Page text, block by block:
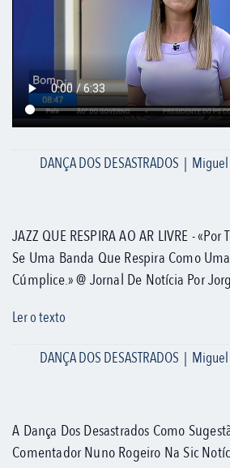
DANÇA DOS DESASTRADOS |
JAZZ QUE RESPIRA AO AR LIVRE -
Se Uma Banda Que Respira Como
Cúmplice.» @ Jornal De Notícia Por
Ler o texto
DANÇA DOS DESASTRADOS |
A Dança Dos Desastrados Como
Comentador Nuno Rogeiro Na Sic